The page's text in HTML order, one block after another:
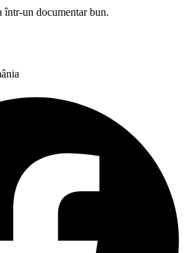
un documentar bun.